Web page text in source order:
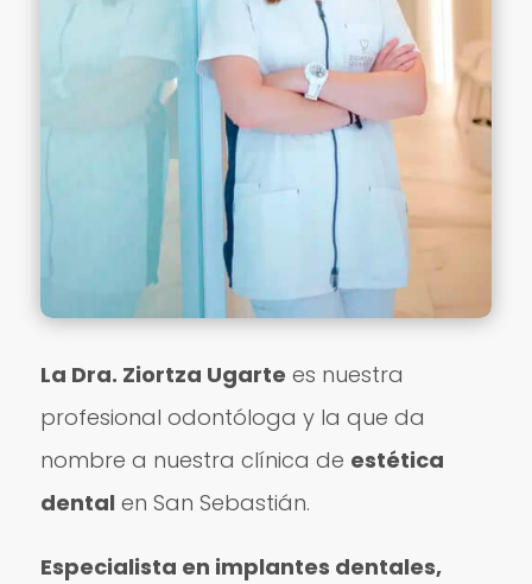
La Dra. Ziortza Ugarte es nuestra
profesional odontóloga y la que da
nombre a nuestra clínica de estética
dental en San Sebastián.
Especialista en implantes dentales,